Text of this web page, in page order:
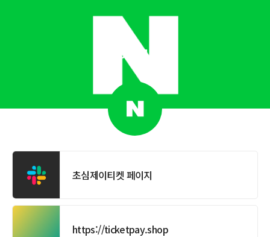
jticket1
초심제이티켓 페이지
https://ticketpay.shop